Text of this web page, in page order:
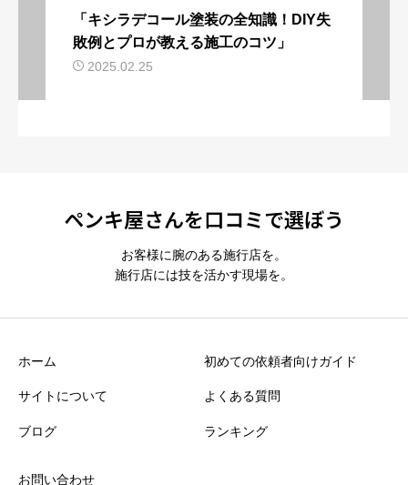
「キシラデコール塗装の全知識！DIY失
敗例とプロが教える施工のコツ」
2025.02.25
ペンキ屋さんを口コミで選ぼう
お客様に腕のある施行店を。
施行店には技を活かす現場を。
ホーム
サイトについて
ブログ
初めての依頼者向けガイド
よくある質問
ランキング
お問い合わせ